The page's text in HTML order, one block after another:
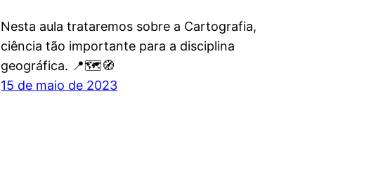
Nesta aula trataremos sobre a Cartografia,
ciência tão importante para a disciplina
geográfica. 📍🗺️🧭
15 de maio de 2023